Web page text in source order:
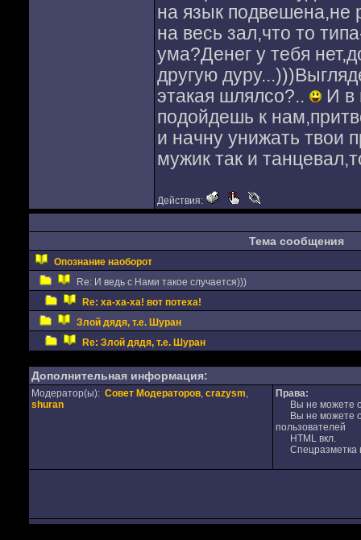
на язык подвешена,не
на весь зал,что то
ума?Денег у тебя
другую
этакая шлялсо?..
И в
подойдешь к
и начну унижать твои
мужик так и
Действия:
Тема сообщения
Опознание наоборот
Re: И ведь с Нами такое случается)))
Re: ха-ха-ха! вот потеха!
Злой дядя, т.е. Шуран
Re: Злой дядя, т.е. Шуран
Дополнительная информация:
Модератор(ы): Совет Модераторов, crazysm,
shuran
Права:
Вы не можете
Вы не можете
пользователей
HTML вкл.
Спецразметка